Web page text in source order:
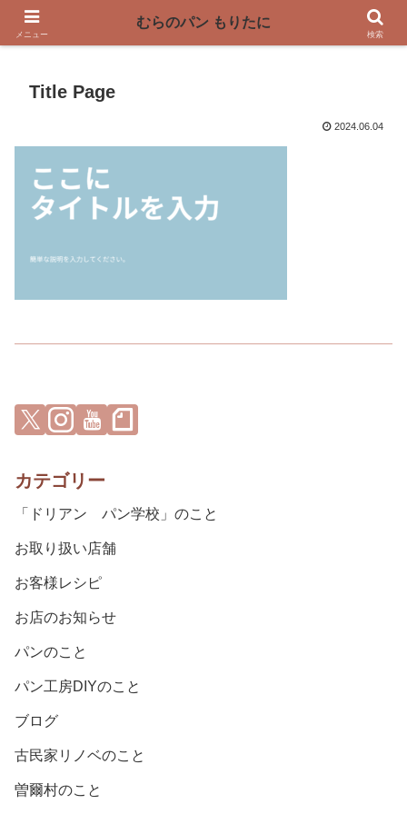
〜奈良県曽爾村の薪窯パン屋〜
Title Page
2024.06.04
カテゴリー
「ドリアン パン学校」のこと
お取り扱い店舗
お客様レシピ
お店のお知らせ
パンのこと
パン工房DIYのこと
ブログ
古民家リノベのこと
曽爾村のこと
メニュー
むらのパン もりたに
検索